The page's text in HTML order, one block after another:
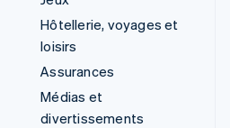
Hôtellerie, voyages et
loisirs
Assurances
Médias et
divertissements